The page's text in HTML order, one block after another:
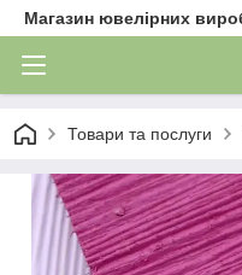
Магазин ювелірних
Товари та послуги